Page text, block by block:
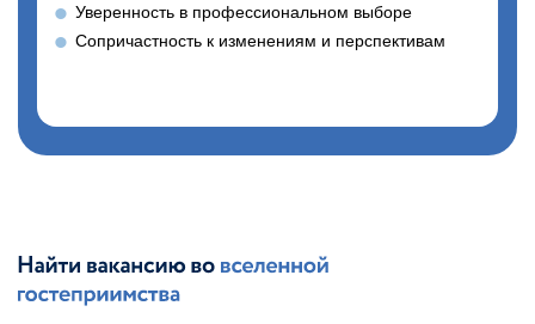
Уверенность в профессиональном выборе
Сопричастность к изменениям и перспективам